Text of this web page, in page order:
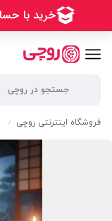
فروشگاه اینترنتی روچی /